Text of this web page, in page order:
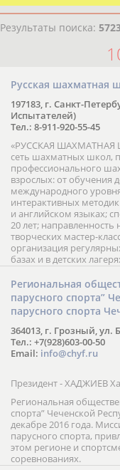
Результаты поиска:
Русская шахматная
197183, г. Санкт-
Испытателей)
Тел.: 8-911-920-55-45
«РУССКАЯ ШАХМАТНАЯ
сеть шахматных школ,
профессионального
взрослых: от обучения
международного
интерактивных
и английском языках;
20 лет;
творческих мастер-
организация
базах и в детских
шахматистами;
форме вебинаров и
российских и
онлайн трансляция
Региональная
парусного спорта”
парусного спорта
364013, г. Грозный, ул.
Тел.: +7(928)603-00-50
Email: info@chyf.ru
Президент - ХАДЖИЕВ
Региональная
спорта” Чеченской
декабре 2016 года.
парусного спорта,
этом регионе и
соревнованиях.